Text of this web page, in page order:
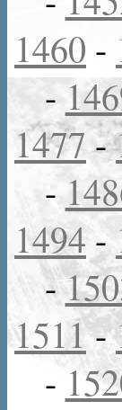
1460 -
-
1477-
-
1494-
-
1511-
-